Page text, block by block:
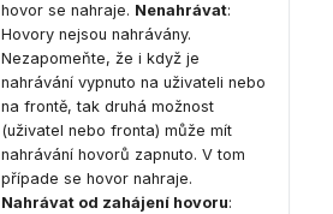
hovor se nahraje. Nenahrávat:
Hovory nejsou nahrávány.
Nezapomeňte, že i když je
nahrávání vypnuto na uživateli nebo
na frontě, tak druhá možnost
(uživatel nebo fronta) může mít
nahrávání hovorů zapnuto. V tom
případe se hovor nahraje.
Nahrávat od zahájení hovoru: